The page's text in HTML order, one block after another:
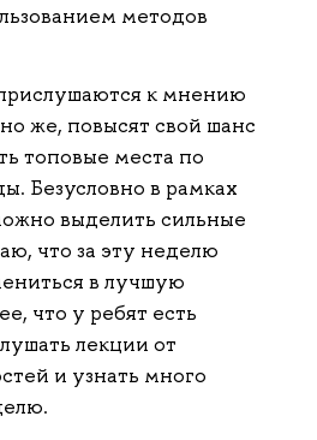
методов
к мнению
же, повысят свой шанс
топовые места по
Безусловно в рамках
выделить сильные
что за эту неделю
в лучшую
что у ребят есть
лекции от
и узнать много